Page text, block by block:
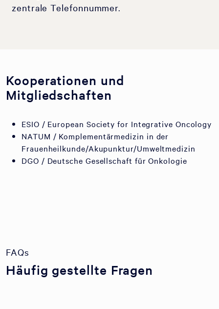
zentrale Telefonnummer.
Kooperationen und
Mitgliedschaften
ESIO / European Society for Integrative Oncology
NATUM / Komplementärmedizin in der
Frauenheilkunde/Akupunktur/Umweltmedizin
DGO / Deutsche Gesellschaft für Onkologie
FAQs
Häufig gestellte Fragen